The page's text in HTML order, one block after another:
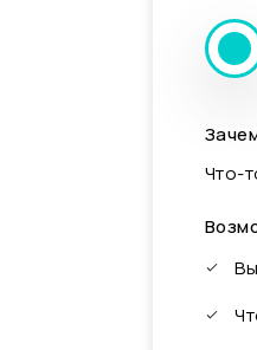
Что-